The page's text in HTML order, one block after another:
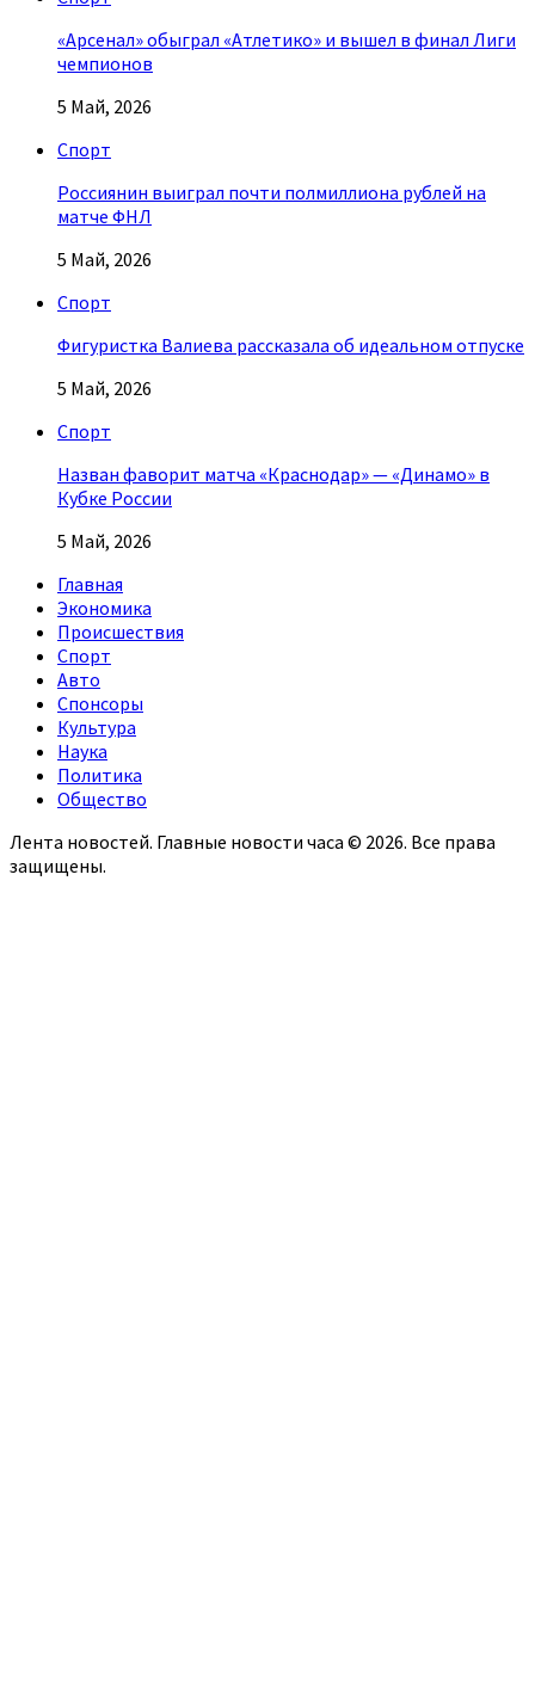
«Арсенал» обыграл «Атлетико» и вышел в финал Лиги
чемпионов
5 Май, 2026
Спорт
Россиянин выиграл почти полмиллиона рублей на
матче ФНЛ
5 Май, 2026
Спорт
Фигуристка Валиева рассказала об идеальном отпуске
5 Май, 2026
Спорт
Назван фаворит матча «Краснодар» — «Динамо» в
Кубке России
5 Май, 2026
Главная
Экономика
Происшествия
Спорт
Авто
Спонсоры
Культура
Наука
Политика
Общество
Лента новостей. Главные новости часа © 2026. Все права
защищены.